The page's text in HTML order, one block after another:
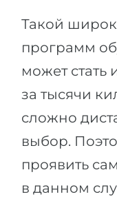
Такой
программ
может стать
за тысячи
сложно
выбор.
проявить
в данном